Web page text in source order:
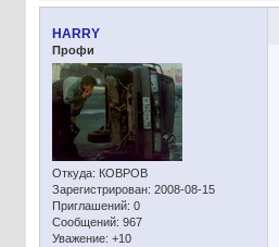
HARRY
Профи
Откуда: КОВРОВ
Зарегистрирован: 2008-08-15
Приглашений: 0
Сообщений: 967
Уважение: +10